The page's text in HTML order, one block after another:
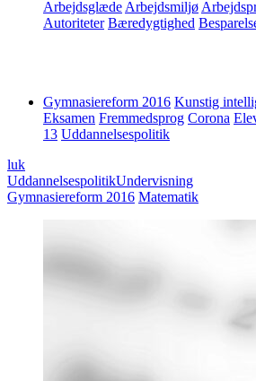
Arbejdsglæde Arbejdsmiljø
Autoriteter Bæredygtighed
Gymnasiereform 2016 Kunstig
Eksamen Fremmedsprog Corona
13 Uddannelsespolitik
luk
UddannelsespolitikUndervisning
Gymnasiereform 2016 Matematik